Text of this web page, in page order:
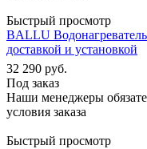
Быстрый просмотр
BALLU
доставкой и установкой
32 290 руб.
Под заказ
Наши менеджеры
условия заказа
Быстрый просмотр